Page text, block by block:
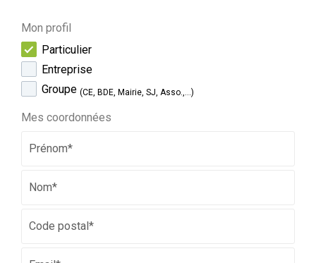
Mon profil
Particulier
Entreprise
Groupe(CE, BDE, Mairie, SJ, Asso.,...)
Mes coordonnées